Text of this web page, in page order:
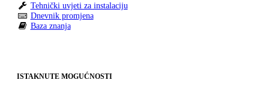
Tehnički uvjeti za instalaciju
Dnevnik promjena
Baza znanja
ISTAKNUTE MOGUĆNOSTI